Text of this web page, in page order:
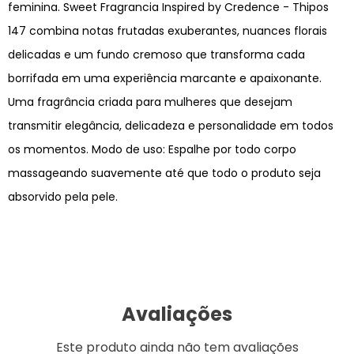
feminina. Sweet Fragrancia Inspired by Credence - Thipos
147 combina notas frutadas exuberantes, nuances florais
delicadas e um fundo cremoso que transforma cada
borrifada em uma experiência marcante e apaixonante.
Uma fragrância criada para mulheres que desejam
transmitir elegância, delicadeza e personalidade em todos
os momentos. Modo de uso: Espalhe por todo corpo
massageando suavemente até que todo o produto seja
absorvido pela pele.
Avaliações
Este produto ainda não tem avaliações